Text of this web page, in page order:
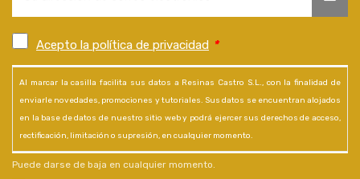
Acepto la política de privacidad *
Al marcar la casilla facilita sus datos a Resinas Castro S.L., con la finalidad de
enviarle novedades, promociones y tutoriales. Sus datos se encuentran alojados
en la base de datos de nuestro sitio web y podrá ejercer sus derechos de acceso,
rectificación, limitación o supresión, en cualquier momento.
Puede darse de baja en cualquier momento.